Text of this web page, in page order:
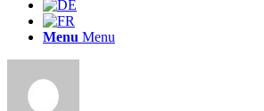
Menu Menu